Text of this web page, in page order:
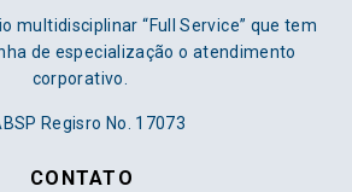
multidisciplinar “Full Service” que tem
de especialização o atendimento
corporativo.
Regisro No. 17073
CONTATO